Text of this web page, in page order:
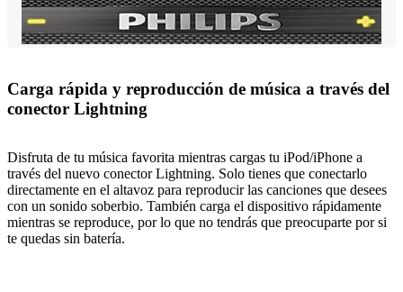
Carga rápida y reproducción de música a través del
conector Lightning
Disfruta de tu música favorita mientras cargas tu iPod/iPhone a
través del nuevo conector Lightning. Solo tienes que conectarlo
directamente en el altavoz para reproducir las canciones que desees
con un sonido soberbio. También carga el dispositivo rápidamente
mientras se reproduce, por lo que no tendrás que preocuparte por si
te quedas sin batería.